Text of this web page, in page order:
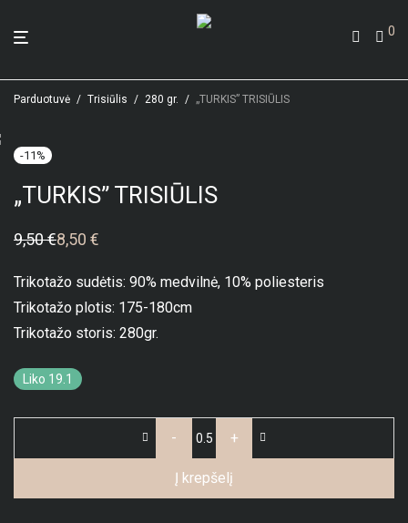
0
Parduotuvė / Trisiūlis / 280 gr. / „TURKIS” TRISIŪLIS
-11 %
„TURKIS” TRISIŪLIS
9,50€
Original
9,50 €.
8,50 €
Current
8,50 €.
Trikotažo sudėtis: 90% medvilnė, 10% poliesteris
Trikotažo plotis: 175-180cm
Trikotažo storis: 280gr.
Liko 19.1
- +
Į krepšelį